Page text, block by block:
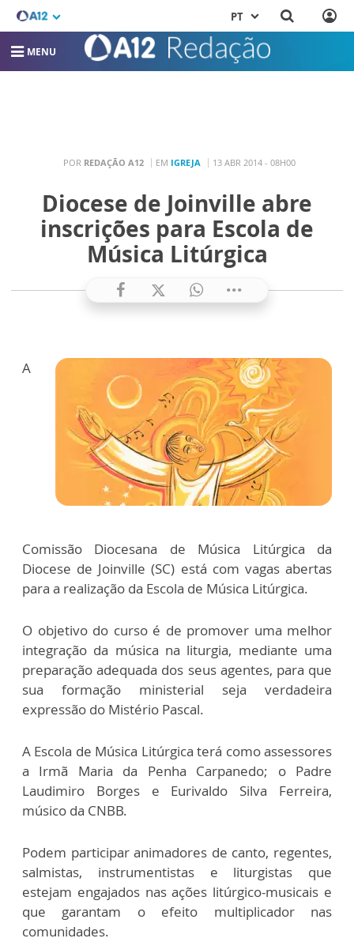
PT
MENU
POR REDAÇÃO A12 EM IGREJA 13 ABR 2014 - 08H00
Diocese de Joinville abre
inscrições para Escola de
Música Litúrgica
A
Comissão Diocesana de Música Litúrgica da
Diocese de Joinville (SC) está com vagas abertas
para a realização da Escola de Música Litúrgica.
O objetivo do curso é de promover uma melhor
integração da música na liturgia, mediante uma
preparação adequada dos seus agentes, para que
sua formação ministerial seja verdadeira
expressão do Mistério Pascal.
A Escola de Música Litúrgica terá como assessores
a Irmã Maria da Penha Carpanedo; o Padre
Laudimiro Borges e Eurivaldo Silva Ferreira,
músico da CNBB.
Podem participar animadores de canto, regentes,
salmistas, instrumentistas e liturgistas que
estejam engajados nas ações litúrgico-musicais e
que garantam o efeito multiplicador nas
comunidades.